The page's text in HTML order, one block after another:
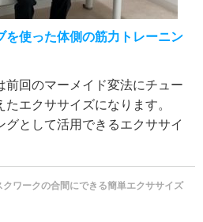
を使った体側の筋力トレーニン
前回のマーメイド変法にチュー
エクササイズになります。
グとして活用できるエクササイ
クワークの合間にできる簡単エクササイズ